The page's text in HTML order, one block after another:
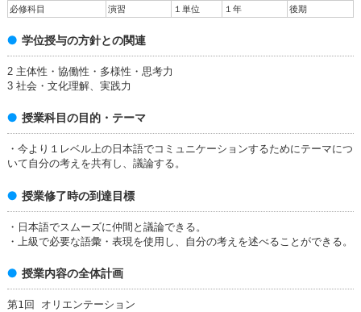
必修科目
演習 １単位 １年 後期
学位授与の方針との関連
2 主体性・協働性・多様性・思考力
3 社会・文化理解、実践力
授業科目の目的・テーマ
・今より１レベル上の日本語でコミュニケーションするためにテーマにつ
いて自分の考えを共有し、議論する。
授業修了時の到達目標
・日本語でスムーズに仲間と議論できる。
・上級で必要な語彙・表現を使用し、自分の考えを述べることができる。
授業内容の全体計画
第1回 オリエンテーション